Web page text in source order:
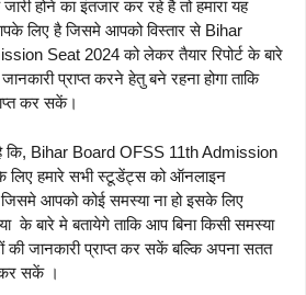
होने का इंतजार कर रहे है तो हमारा यह
लिए है जिसमे आपको विस्तार से Bihar
Seat 2024 को लेकर तैयार रिपोर्ट के बारे
प्राप्त करने हेतु बने रहना होगा ताकि
कर सकें।
है कि, Bihar Board OFSS 11th Admission
हमारे सभी स्टूडेंट्स को ऑनलाइन
जिसमे आपको कोई समस्या ना हो इसके लिए
के बारे मे बतायेगे ताकि आप बिना किसी समस्या
की जानकारी प्राप्त कर सकें बल्कि अपना सतत
कर सकें ।